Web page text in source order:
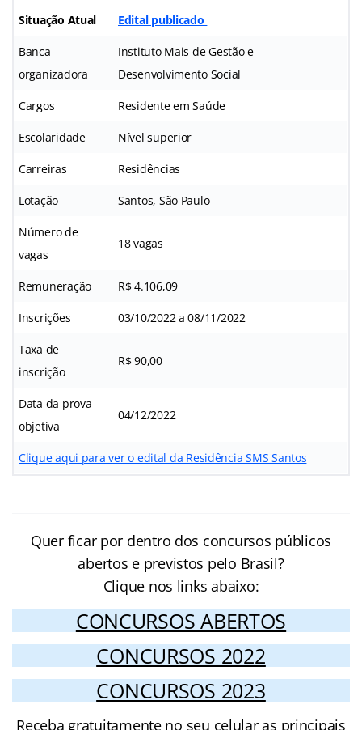
Situação Atual Edital publicado
Banca
organizadora
Instituto Mais de Gestão e
Desenvolvimento Social
Cargos Residente em Saúde
Escolaridade Nível superior
Carreiras Residências
Lotação Santos, São Paulo
Número de
vagas
18 vagas
Remuneração R$ 4.106,09
Inscrições 03/10/2022 a 08/11/2022
Taxa de
inscrição
R$ 90,00
Data da prova
objetiva
04/12/2022
Clique aqui para ver o edital da Residência SMS Santos
Quer ficar por dentro dos concursos públicos
abertos e previstos pelo Brasil?
Clique nos links abaixo:
CONCURSOS ABERTOS
CONCURSOS 2022
CONCURSOS 2023
Receba gratuitamente no seu celular as principais